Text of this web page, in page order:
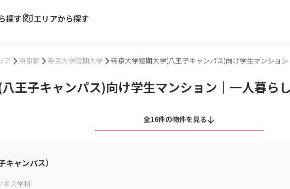
探す エリアから探す
ア 東京都 帝京大学短期大学 帝京大学短期大学(八王子キャンパス)向け学生マンショ
王子キャンパス)向け学生マンション｜一人暮ら
全16件の物件を見る
ャンパス）
ネス学科